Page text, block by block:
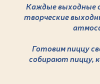
Каждые выходные
творческие
Готовим пиццу
собирают пиццу,